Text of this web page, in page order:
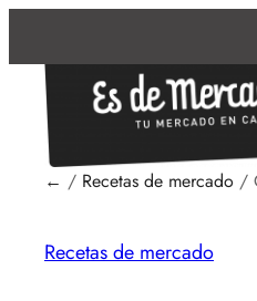
← / Recetas de mercado /
Recetas de mercado